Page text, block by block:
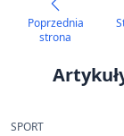
Poprzednia
strona
SPORT